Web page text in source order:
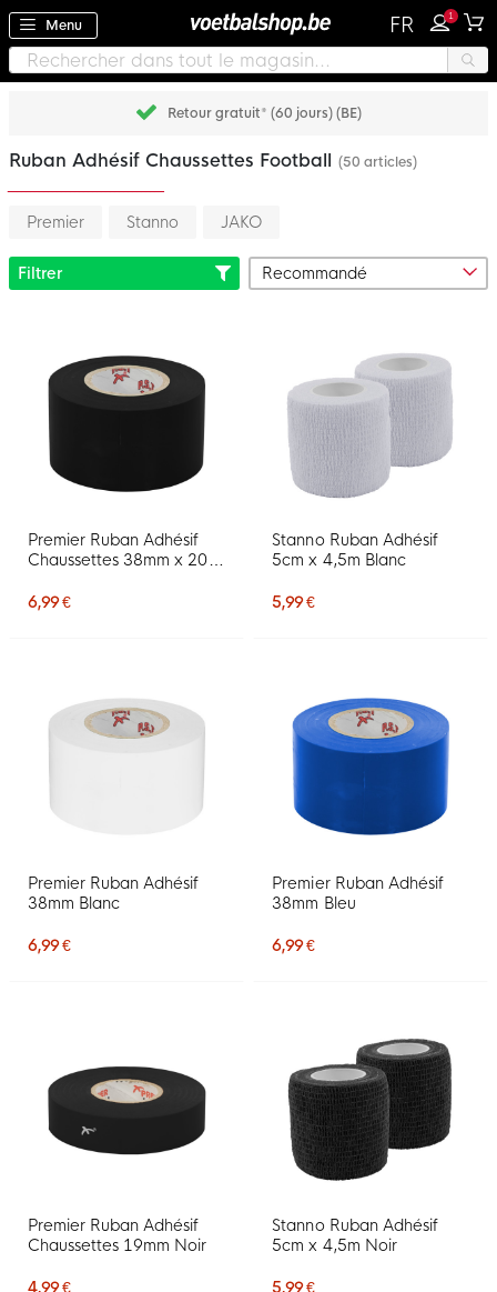
Menu FR 1
Retour gratuit* (60 jours) (BE)
Ruban Adhésif Chaussettes Football (50 articles)
Premier Stanno JAKO
Filtrer
Premier Ruban Adhésif
Chaussettes 38mm x 20m
6,99 €
Stanno Ruban Adhésif
5cm x 4,5m Blanc
5,99 €
Premier Ruban Adhésif
38mm Blanc
6,99 €
Premier Ruban Adhésif
38mm Bleu
6,99 €
Premier Ruban Adhésif
Chaussettes 19mm Noir
4,99 €
Stanno Ruban Adhésif
5cm x 4,5m Noir
5,99 €